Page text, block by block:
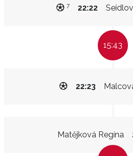
22:22
7
15:43
22:23
Matějková Regína